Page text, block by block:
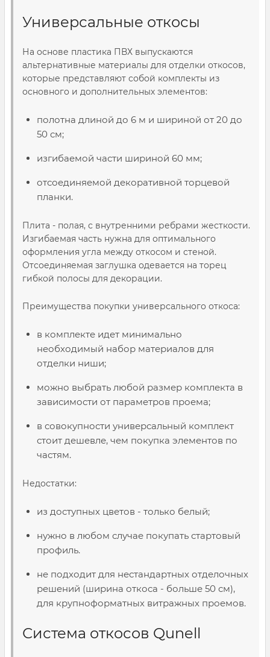
Универсальные откосы
На основе пластика ПВХ выпускаются
альтернативные материалы для отделки откосов,
которые представляют собой комплекты из
основного и дополнительных элементов:
полотна длиной до 6 м и шириной от 20 до
50 см;
изгибаемой части шириной 60 мм;
отсоединяемой декоративной торцевой
планки.
Плита - полая, с внутренними ребрами жесткости.
Изгибаемая часть нужна для оптимального
оформления угла между откосом и стеной.
Отсоединяемая заглушка одевается на торец
гибкой полосы для декорации.
Преимущества покупки универсального откоса:
в комплекте идет минимально
необходимый набор материалов для
отделки ниши;
можно выбрать любой размер комплекта в
зависимости от параметров проема;
в совокупности универсальный комплект
стоит дешевле, чем покупка элементов по
частям.
Недостатки:
из доступных цветов - только белый;
нужно в любом случае покупать стартовый
профиль.
не подходит для нестандартных отделочных
решений (ширина откоса - больше 50 см),
для крупноформатных витражных проемов.
Система откосов Qunell